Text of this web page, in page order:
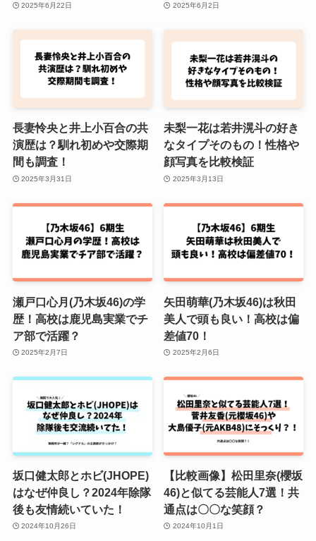
2025年6月22日 2025年6月2日
長妻怜央と井上小百合の共
演歴は？馴れ初めや交際期
間も調査！
2025年3月31日
未梨一花は若井滉斗の好き
なタイプそのもの！性格や
顔写真を比較検証
2025年3月13日
瀬戸口心月(乃木坂46)の学
歴！高校は鹿児島実業でチ
ア部で活躍？
2025年2月7日
矢田萌華(乃木坂46)は秋田
美人で頭も良い！高校は偏
差値70！
2025年2月6日
坂口健太郎とホビ(JHOPE)
はなぜ仲良し？2024年除隊
後も友情続いていた！
2024年10月26日
【比較画像】松田里奈(櫻坂
46)と似てる芸能人7選！共
通点は〇〇な笑顔？
2024年10月1日